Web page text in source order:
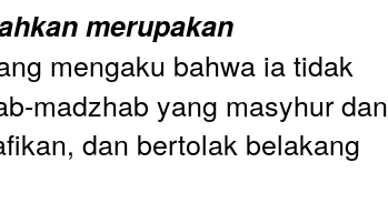
merupakan
mengaku bahwa ia tidak
madzhab yang masyhur dan
dan bertolak belakang